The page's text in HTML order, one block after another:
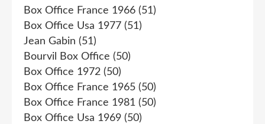
Box Office France 1966 (51)
Box Office Usa 1977 (51)
Jean Gabin (51)
Bourvil Box Office (50)
Box Office 1972 (50)
Box Office France 1965 (50)
Box Office France 1981 (50)
Box Office Usa 1969 (50)